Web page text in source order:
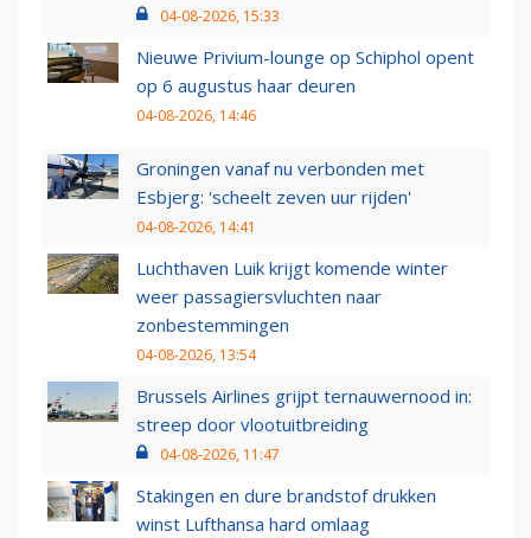
04-08-2026, 15:33
Nieuwe Privium-lounge op Schiphol opent
op 6 augustus haar deuren
04-08-2026, 14:46
Groningen vanaf nu verbonden met
Esbjerg: 'scheelt zeven uur rijden'
04-08-2026, 14:41
Luchthaven Luik krijgt komende winter
weer passagiersvluchten naar
zonbestemmingen
04-08-2026, 13:54
Brussels Airlines grijpt ternauwernood in:
streep door vlootuitbreiding
04-08-2026, 11:47
Stakingen en dure brandstof drukken
winst Lufthansa hard omlaag